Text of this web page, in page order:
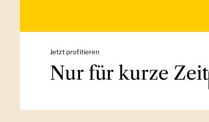
Jetzt profitieren
Nur für kurze Zeit